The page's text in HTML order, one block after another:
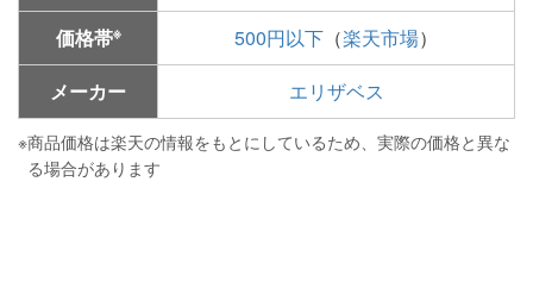
価格帯※ 500円以下 （楽天市場）
メーカー
エリザベス
※商品価格は楽天の情報をもとにしているため、実際の価格と異な
る場合があります